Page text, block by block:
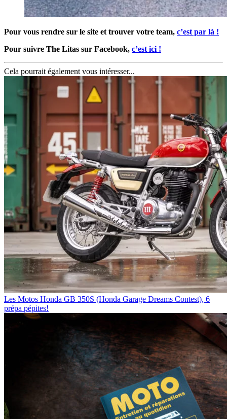
Pour vous rendre sur le site et trouver votre team, c’est par là !
Pour suivre The Litas sur Facebook, c’est ici !
Cela pourrait également vous intéresser...
Les Motos Honda GB 350S (Honda Garage Dreams Contest), 6
prépa pépites!